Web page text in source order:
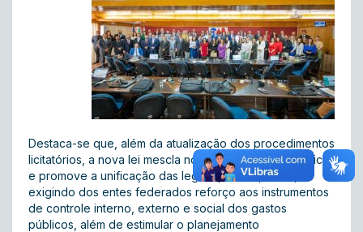
Destaca-se que, além da atualização dos procedimentos
licitatórios, a nova lei mescla normas gerais e específicas
e promove a unificação das legislações esparsas,
exigindo dos entes federados reforço aos instrumentos
de controle interno, externo e social dos gastos
públicos, além de estimular o planejamento